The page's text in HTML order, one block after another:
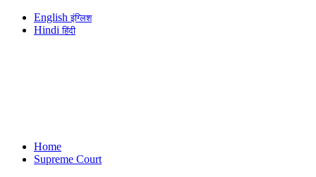
Englishइंग्लिश
Hindiहिंदी
Home
Supreme Court